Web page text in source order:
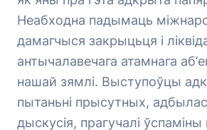
Неабходна падымаць
дамагчыся закрыцьця і
антычалавечага атамнага
нашай зямлі. Выступоўцы
пытаньні прысутных,
дыскусія, прагучалі ўспаміны